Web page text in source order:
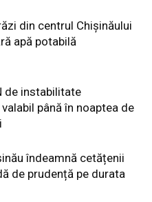
din centrul Chișinăului
apă potabilă
de instabilitate
până în noaptea de
îndeamnă cetățenii
de prudență pe durata